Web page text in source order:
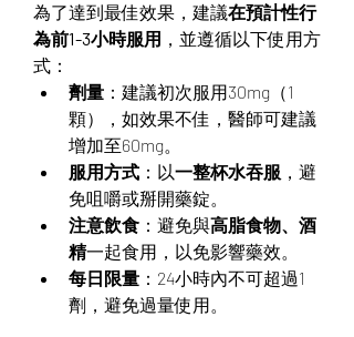
為了達到最佳效果，建議在預計性行
為前1-3小時服用 ，並遵循以下使用方
式：
劑量 ：建議初次服用30mg（1
顆），如效果不佳，醫師可建議
增加至60mg。
服用方式 ：以一整杯水吞服 ，避
免咀嚼或掰開藥錠。
注意飲食 ：避免與高脂食物、酒
精一起食用，以免影響藥效。
每日限量 ：24小時內不可超過1
劑，避免過量使用。